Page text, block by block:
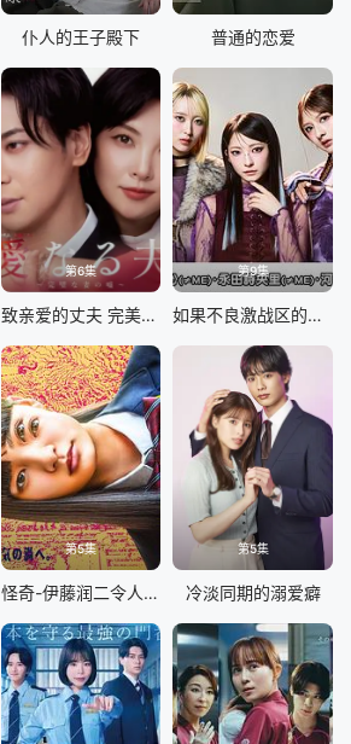
仆人的王子殿下 普通的恋爱
第6集
致亲爱的丈夫 完美妻子的谎言
第9集
如果不良激战区的四天王转生成了偶像团体
第5集
怪奇-伊藤润二令人彻夜难眠的奇异故事
第5集
冷淡同期的溺爱癖